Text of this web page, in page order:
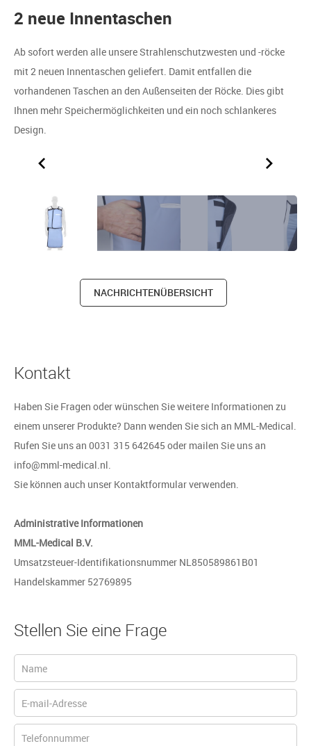
2 neue Innentaschen
Ab sofort werden alle unsere Strahlenschutzwesten und -röcke
mit 2 neuen Innentaschen geliefert. Damit entfallen die
vorhandenen Taschen an den Außenseiten der Röcke. Dies gibt
Ihnen mehr Speichermöglichkeiten und ein noch schlankeres
Design.
NACHRICHTENÜBERSICHT
Kontakt
Haben Sie Fragen oder wünschen Sie weitere Informationen zu
einem unserer Produkte? Dann wenden Sie sich an MML-Medical.
Rufen Sie uns an 0031 315 642645 oder mailen Sie uns an
info@mml-medical.nl.
Sie können auch unser Kontaktformular verwenden.
Administrative Informationen
MML-Medical B.V.
Umsatzsteuer-Identifikationsnummer NL850589861B01
Handelskammer 52769895
Stellen Sie eine Frage